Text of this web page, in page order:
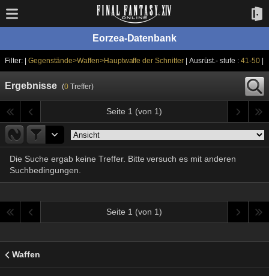
Eorzea-Datenbank
Filter: | Gegenstände>Waffen>Hauptwaffe der Schnitter | Ausrüst.- stufe : 41-50|
Ergebnisse (0Treffer)
Seite 1 (von 1)
Die Suche ergab keine Treffer. Bitte versuch es mit anderen
Suchbedingungen.
Seite 1 (von 1)
Waffen